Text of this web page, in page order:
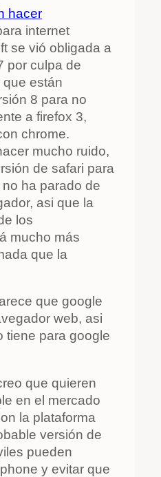
hacer
internet
se vió obligada a
por culpa de
que están
8 para no
a firefox 3,
chrome.
mucho ruido,
de safari para
ha parado de
asi que la
los
mucho más
que la
que google
web, asi
tiene para google
que quieren
en el mercado
la plataforma
versión de
pueden
y evitar que